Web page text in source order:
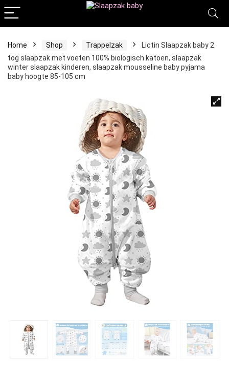
Home Shop Trappelzak
Lictin Slaapzak baby 2
tog slaapzak met voeten 100% biologisch katoen, slaapzak
winter slaapzak kinderen, slaapzak mousseline baby pyjama
baby hoogte 85-105 cm